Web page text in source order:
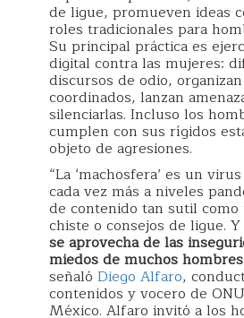
de ligue, promueven ideas
roles tradicionales para
Su principal práctica es
digital contra las mujeres:
discursos de odio,
coordinados, lanzan
silenciarlas. Incluso los
cumplen con sus rígidos
objeto de agresiones.
“La ‘machosfera’ es un
cada vez más a niveles
de contenido tan sutil
chiste o consejos de ligue.
se aprovecha de las
miedos de muchos
señaló Diego Alfaro,
contenidos y vocero de
México. Alfaro invitó a los